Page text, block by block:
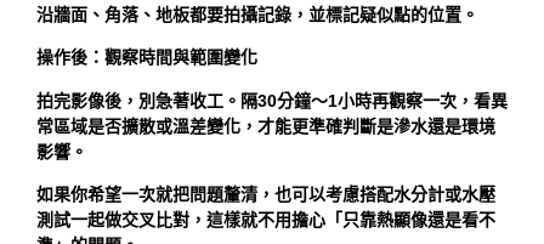
沿牆面、角落、地板都要拍攝記錄，並標記疑似點的位置。
操作後：觀察時間與範圍變化
拍完影像後，別急著收工。隔30分鐘～1小時再觀察一次，看異
常區域是否擴散或溫差變化，才能更準確判斷是滲水還是環境
影響。
如果你希望一次就把問題釐清，也可以考慮搭配水分計或水壓
測試一起做交叉比對，這樣就不用擔心「只靠熱顯像還是看不